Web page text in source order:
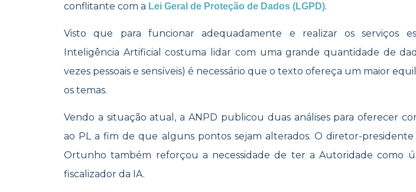
conflitante com a Lei Geral de Proteção de Dados (LGPD).
Visto que para funcionar adequadamente e realizar os serviços
Inteligência Artificial costuma lidar com uma grande quantidade de
vezes pessoais e sensíveis) é necessário que o texto ofereça um maior
os temas.
Vendo a situação atual, a ANPD publicou duas análises para oferecer
ao PL a fim de que alguns pontos sejam alterados. O diretor-
Ortunho também reforçou a necessidade de ter a Autoridade como
fiscalizador da IA.